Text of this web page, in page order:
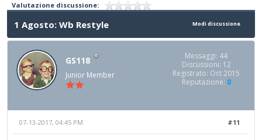
Valutazione discussione:
Modi discussione
1 Agosto: Wb Restyle
GS118
Junior Member
Messaggi: 44
Discussioni: 12
Registrato: Oct 2015
Reputazione: 0
#11
07-13-2017, 04:45 PM